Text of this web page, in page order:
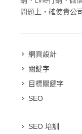
問題上，確使貴公
網頁設計
關鍵字
目標關鍵字
SEO
SEO 培訓